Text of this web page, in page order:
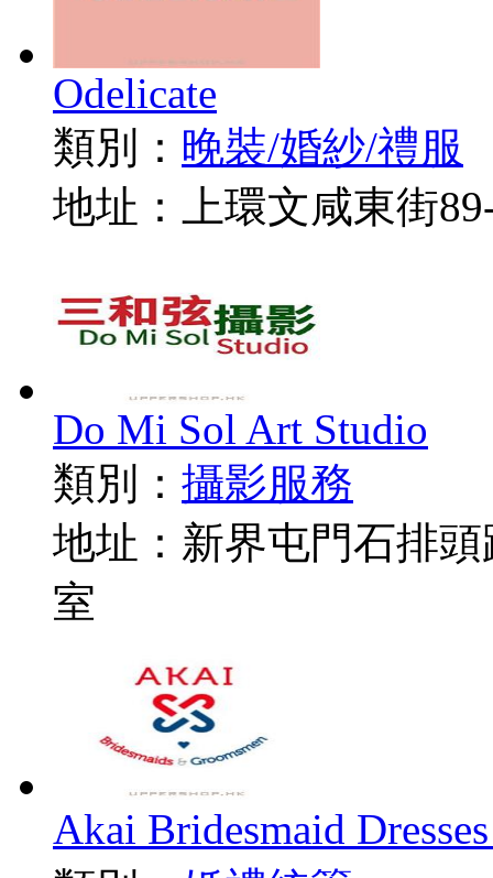
Odelicate
類別： 晚裝/婚紗/禮服
地址：上環文咸東街
Do Mi Sol Art Studio
類別： 攝影服務
地址：新界屯門石排
室
Akai Bridesmaid